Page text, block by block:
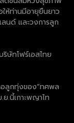
ห้ท่านมีอายุยืนยาว
ลนด์ และวงการลูก
ษัทโฟร์เอสไทย
อลูกทุ่งของ“ทศพล
.นี้เกาะพญาไท